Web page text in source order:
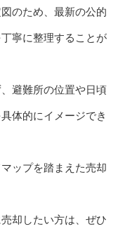
のため、最新の公的
寧に整理することが
避難所の位置や日頃
体的にイメージでき
ップを踏まえた売却
却したい方は、ぜひ